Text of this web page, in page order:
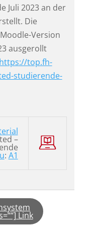
Juli 2023 an der
Die
Version
ausgerollt
https://top.fh-
studierende-
–
: A1
Link